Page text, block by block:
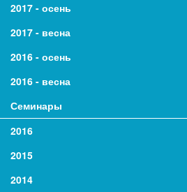
2017 - осень
2017 - весна
2016 - осень
2016 - весна
Семинары
2016
2015
2014